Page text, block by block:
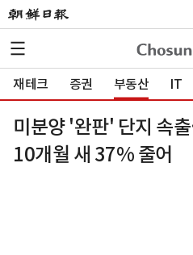
재테크 증권 부동산 IT
미분양 '완판' 단지 속
10개월 새 37% 줄어